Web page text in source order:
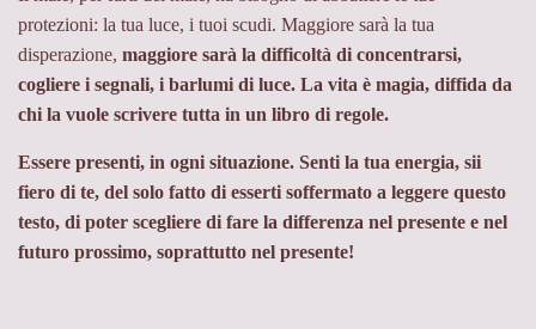
protezioni: la tua luce, i tuoi scudi. Maggiore sarà la tua
disperazione, maggiore sarà la difficoltà di concentrarsi,
cogliere i segnali, i barlumi di luce. La vita è magia, diffida da
chi la vuole scrivere tutta in un libro di regole.
Essere presenti, in ogni situazione. Senti la tua energia, sii
fiero di te, del solo fatto di esserti soffermato a leggere questo
testo, di poter scegliere di fare la differenza nel presente e nel
futuro prossimo, soprattutto nel presente!